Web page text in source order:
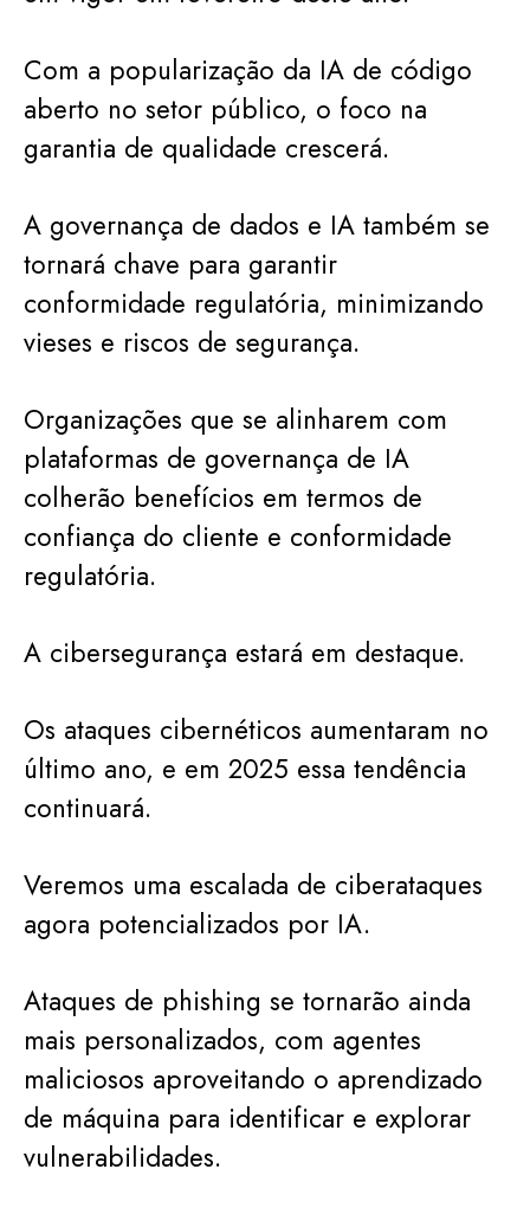
Com a popularização da IA de código
aberto no setor público, o foco na
garantia de qualidade crescerá.
A governança de dados e IA também se
tornará chave para garantir
conformidade regulatória, minimizando
vieses e riscos de segurança.
Organizações que se alinharem com
plataformas de governança de IA
colherão benefícios em termos de
confiança do cliente e conformidade
regulatória.
A cibersegurança estará em destaque.
Os ataques cibernéticos aumentaram no
último ano, e em 2025 essa tendência
continuará.
Veremos uma escalada de ciberataques
agora potencializados por IA.
Ataques de phishing se tornarão ainda
mais personalizados, com agentes
maliciosos aproveitando o aprendizado
de máquina para identificar e explorar
vulnerabilidades.